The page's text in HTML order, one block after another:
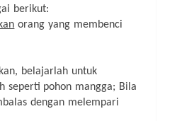
berikut:
orang yang membenci
belajarlah untuk
seperti pohon mangga; Bila
dengan melempari